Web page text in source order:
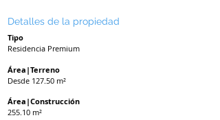
Detalles de la propiedad
Tipo
Residencia Premium
Área|Terreno
Desde 127.50 m²
Área|Construcción
255.10 m²